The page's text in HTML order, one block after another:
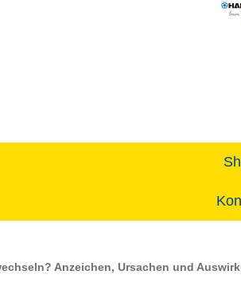
Anzeichen, Ursachen und